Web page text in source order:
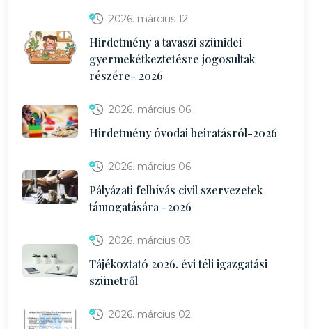
2026. március 12.
Hirdetmény a tavaszi szünidei
gyermekétkeztetésre jogosultak
részére- 2026
2026. március 06.
Hirdetmény óvodai beiratásról-2026
2026. március 06.
Pályázati felhívás civil szervezetek
támogatására -2026
2026. március 03.
Tájékoztató 2026. évi téli igazgatási
szünetről
2026. március 02.